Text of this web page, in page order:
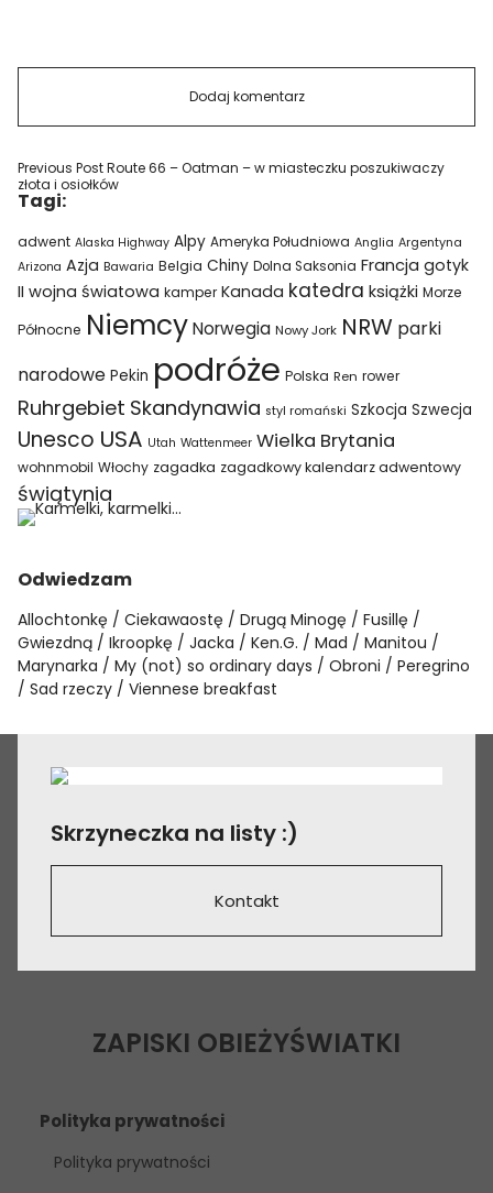
Previous PostRoute 66 – Oatman – w miasteczku poszukiwaczy
złota i osiołków
Tagi:
adwent Alaska Highway Alpy Ameryka Południowa Anglia Argentyna
Arizona Azja Bawaria Belgia Chiny Dolna Saksonia Francja gotyk
II wojna światowa kamper Kanada katedra książki Morze
Północne Niemcy Norwegia Nowy Jork NRW parki
narodowe Pekin podróże Polska Ren rower
Ruhrgebiet Skandynawia styl romański Szkocja Szwecja
Unesco USA Utah Wattenmeer Wielka Brytania
wohnmobil Włochy zagadka zagadkowy kalendarz adwentowy
świątynia
Odwiedzam
Allochtonkę Ciekawaostę Drugą Minogę
Fusillę
Gwiezdną
Ikroopkę Jacka Ken.G. Mad
Manitou
Marynarka
My (not) so ordinary days Obroni
Peregrino
Sad rzeczy
Viennese breakfast
Skrzyneczka na listy :)
Kontakt
ZAPISKI OBIEŻYŚWIATKI
Polityka prywatności
Polityka prywatności